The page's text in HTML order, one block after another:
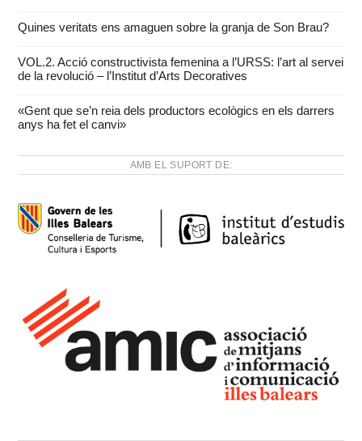
Quines veritats ens amaguen sobre la granja de Son Brau?
VOL.2. Acció constructivista femenina a l’URSS: l’art al servei
de la revolució – l’Institut d’Arts Decoratives
«Gent que se’n reia dels productors ecològics en els darrers
anys ha fet el canvi»
AMB EL SUPORT DE: